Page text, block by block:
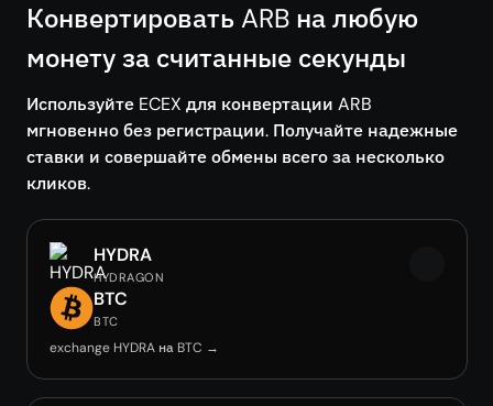
Конвертировать ARB на любую
монету за считанные секунды
Используйте ECEX для конвертации ARB
мгновенно без регистрации. Получайте надежные
ставки и совершайте обмены всего за несколько
кликов.
HYDRA
HYDRAGON
BTC
BTC
exchange HYDRA на BTC →